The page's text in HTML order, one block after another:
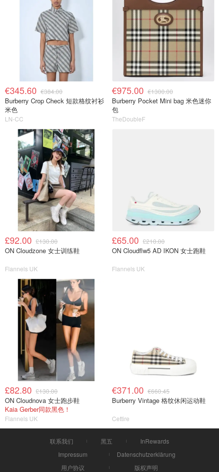
€345.60 €384.00
Burberry Crop Check 短款格纹衬衫
米色
LN-CC
€975.00 €1300.00
Burberry Pocket Mini bag 米色迷你
包
TheDoubleF
£92.00 £130.00
ON Cloudzone 女士训练鞋
Flannels UK
£65.00 £210.00
ON Cloudflw5 AD IKON 女士跑鞋
Flannels UK
£82.80 £130.00
ON Cloudnova 女士跑步鞋
Kaia Gerber同款黑色！
Flannels UK
€371.00 €660.45
Burberry Vintage 格纹休闲运动鞋
Cettire
联系我们 黑五
InRewards
Impressum
Datenschutzerklärung
用户协议
版权声明